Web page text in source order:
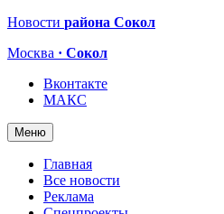
Новости района Сокол
Москва · Сокол
Вконтакте
МАКС
Меню
Главная
Все новости
Реклама